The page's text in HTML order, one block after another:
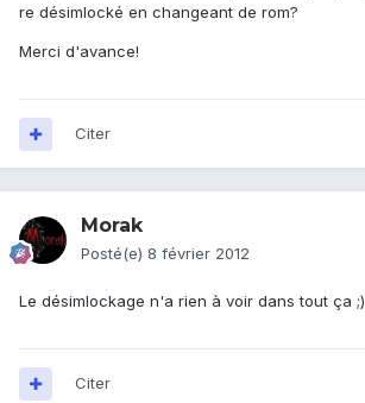
re désimlocké en changeant de rom?
Merci d'avance!
Citer
Morak
Posté(e) 8 février 2012
Le désimlockage n'a rien à voir dans tout ça ;)
Citer